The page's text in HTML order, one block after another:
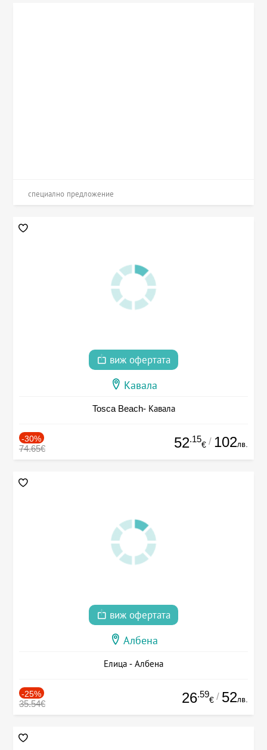
специално предложение
виж офертата
Кавала
Tosca Beach- Кавала
-30%
74.65€ 52.15
€ / 102лв.
виж офертата
Албена
Елица - Албена
-25%
35.54€ 26.59
€ / 52лв.